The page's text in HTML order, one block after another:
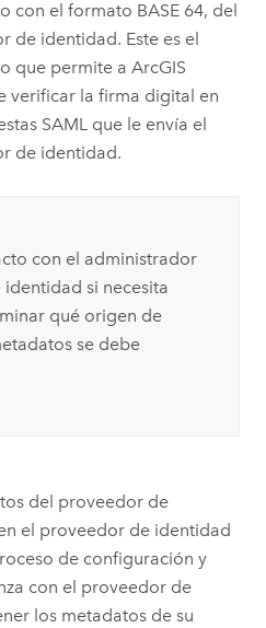
con el formato BASE 64, del
de identidad. Este es el
que permite a ArcGIS
verificar la firma digital en
SAML que le envía el
de identidad.
con el administrador
si necesita
qué origen de
se debe
del proveedor de
el proveedor de identidad
de configuración y
con el proveedor de
los metadatos de su